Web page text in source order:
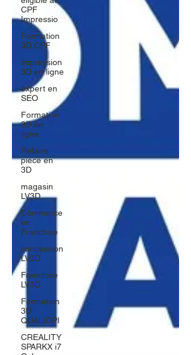
CPF
Impressio
Formation
3D CPF
impression
3D en ligne
expert en
SEO
Formation
3D en
ligne.
Refaire
piece en
3D
magasin
LV3D
Commerce
en
Franchise
concession
LV3D
Franchise
LV3D
Formation
3D
QUALIOPI
CREALITY
SPARKX i7